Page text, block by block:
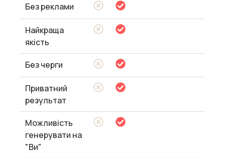
Без реклами
Найкраща
якість
Без черги
Приватний
результат
Можливість
генерувати на
"Ви"